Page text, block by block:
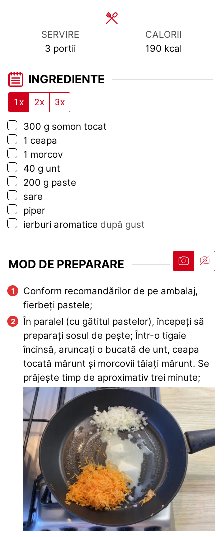
SERVIRE
3 portii
CALORII
190 kcal
INGREDIENTE
1x 2x 3x
▢
300 g somon tocat
▢
1 ceapa
▢
1 morcov
▢
40 g unt
▢
200 g paste
▢
sare
▢
piper
▢
ierburi aromatice după gust
MOD DE PREPARARE
Conform recomandărilor de pe ambalaj,
fierbeți pastele;
În paralel (cu gătitul pastelor), începeți să
preparați sosul de pește; Într-o tigaie
încinsă, aruncați o bucată de unt, ceapa
tocată mărunt și morcovii tăiați mărunt. Se
prăjește timp de aproximativ trei minute;